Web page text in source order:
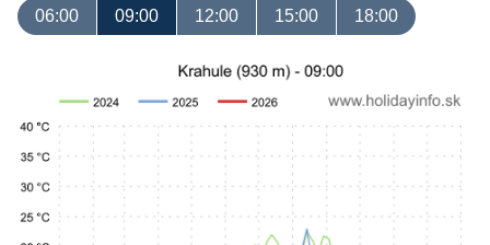
06:00 09:00 12:00 15:00 18:00